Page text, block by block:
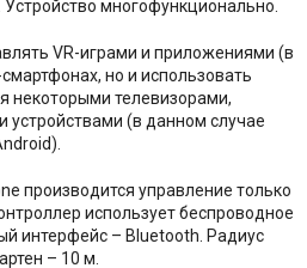
многофункционально.
VR-играми и приложениями (в
но и использовать
некоторыми телевизорами,
устройствами (в данном случае
производится управление только
использует беспроводное
интерфейс – Bluetooth. Радиус
– 10 м.